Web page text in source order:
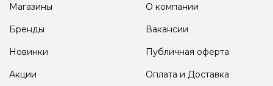
Магазины
Бренды
Новинки
Акции
О компании
Вакансии
Публичная оферта
Оплата и Доставка